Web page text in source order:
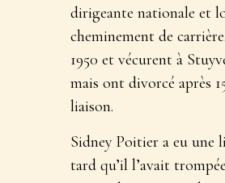
dirigeante nationale et
cheminement de
1950 et vécurent à
mais ont divorcé après
liaison.
Sidney Poitier a eu une
tard qu’il l’avait